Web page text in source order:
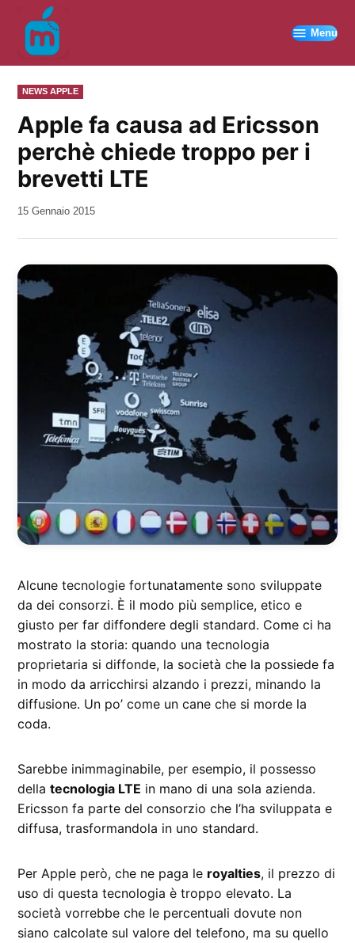
contenuto
Menu
PUBBLICATO
IN
NEWS APPLE
Apple fa causa ad Ericsson
perchè chiede troppo per i
brevetti LTE
da
15 Gennaio 2015
Alcune tecnologie fortunatamente sono sviluppate
da dei consorzi. È il modo più semplice, etico e
giusto per far diffondere degli standard. Come ci ha
mostrato la storia: quando una tecnologia
proprietaria si diffonde, la società che la possiede fa
in modo da arricchirsi alzando i prezzi, minando la
diffusione. Un po’ come un cane che si morde la
coda.
Sarebbe inimmaginabile, per esempio, il possesso
dellatecnologia LTE in mano di una sola azienda.
Ericsson fa parte del consorzio che l’ha sviluppata e
diffusa, trasformandola in uno standard.
Per Apple però, che ne paga le royalties, il prezzo di
uso di questa tecnologia è troppo elevato. La
società vorrebbe che le percentuali dovute non
siano calcolate sul valore del telefono, ma su quello